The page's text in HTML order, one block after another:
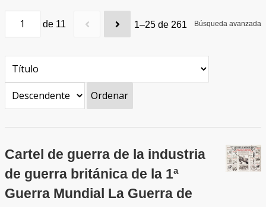
de 11 1–25 de 261 Búsqueda avanzada
Ordenar
Cartel de guerra de la industria
de guerra británica de la 1ª
Guerra Mundial La Guerra de